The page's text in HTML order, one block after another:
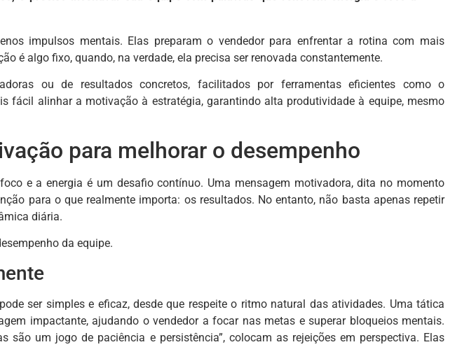
impulsos mentais. Elas preparam o vendedor para enfrentar a rotina com mais
é algo fixo, quando, na verdade, ela precisa ser renovada constantemente.
ou de resultados concretos, facilitados por ferramentas eficientes como o
fácil alinhar a motivação à estratégia, garantindo alta produtividade à equipe, mesmo
para melhorar o desempenho
e a energia é um desafio contínuo. Uma mensagem motivadora, dita no momento
para o que realmente importa: os resultados. No entanto, não basta apenas repetir
diária.
da equipe.
ser simples e eficaz, desde que respeite o ritmo natural das atividades. Uma tática
impactante, ajudando o vendedor a focar nas metas e superar bloqueios mentais.
são um jogo de paciência e persistência”, colocam as rejeições em perspectiva. Elas